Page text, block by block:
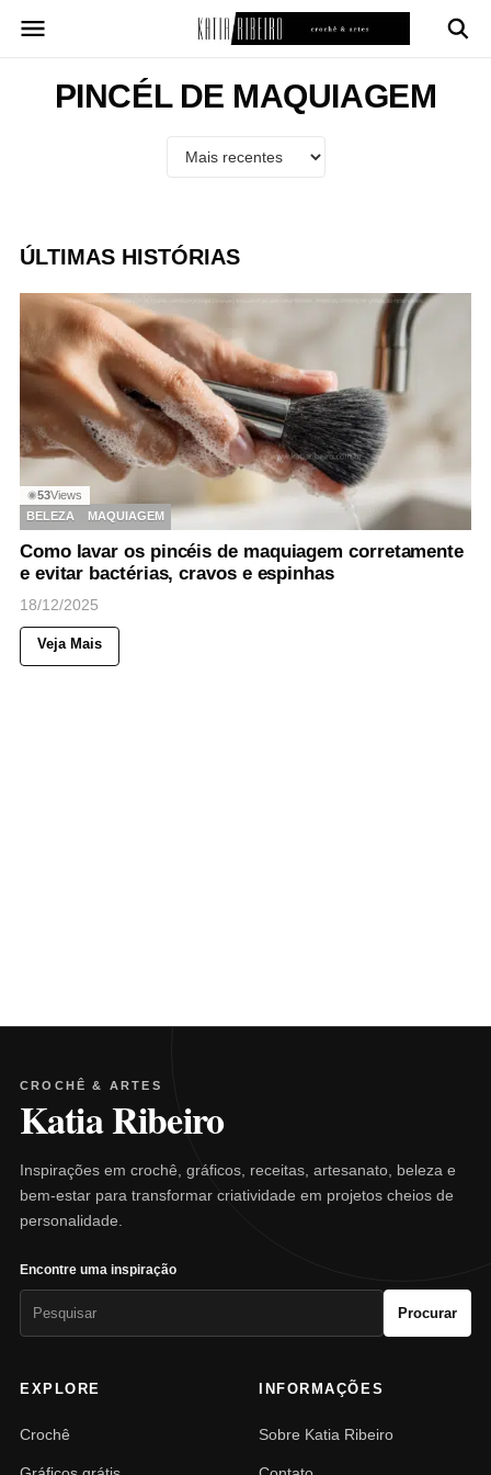
para
conteúdoPINCÉL DE MAQUIAGEM
ÚLTIMAS HISTÓRIAS
◉53Views
BELEZA
MAQUIAGEM
Como lavar os pincéis de maquiagem corretamente
e evitar bactérias, cravos e espinhas
18/12/2025
Veja Mais
CROCHÊ & ARTES
Katia Ribeiro
Inspirações em crochê, gráficos, receitas, artesanato, beleza e
bem-estar para transformar criatividade em projetos cheios de
personalidade.
Encontre uma inspiração
Procurar
EXPLORE
Crochê
INFORMAÇÕES
Sobre Katia Ribeiro